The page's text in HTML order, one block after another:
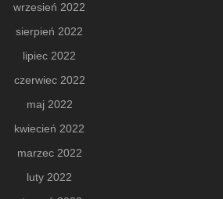
wrzesień 2022
sierpień 2022
lipiec 2022
czerwiec 2022
maj 2022
kwiecień 2022
marzec 2022
luty 2022